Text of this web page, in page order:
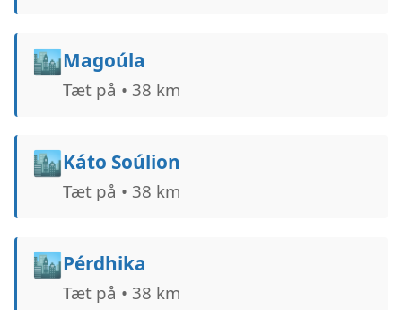
🏙️Magoúla
Tæt på • 38 km
🏙️Káto Soúlion
Tæt på • 38 km
🏙️Pérdhika
Tæt på • 38 km